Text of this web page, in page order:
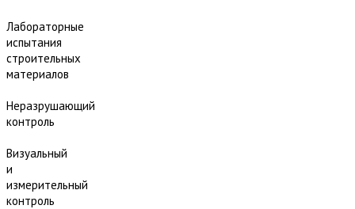
Лабораторные
испытания
строительных
материалов
Неразрушающий
контроль
Визуальный
и
измерительный
контроль